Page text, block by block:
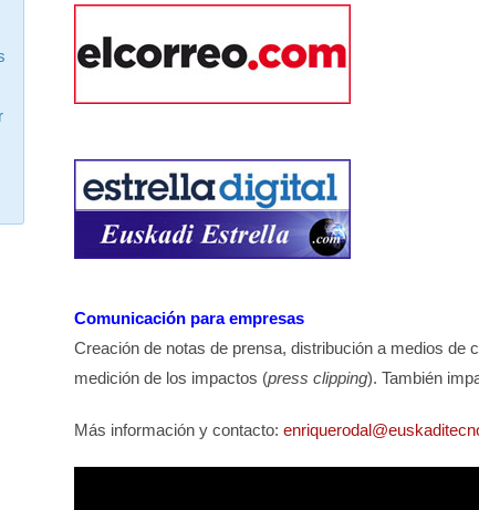
Comunicación para empresas
Creación de notas de prensa, distribución a medios de
medición de los impactos (press clipping). También
Más información y contacto: